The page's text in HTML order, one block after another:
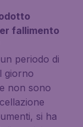
fallimento
periodo di
giorno
non sono
si ha